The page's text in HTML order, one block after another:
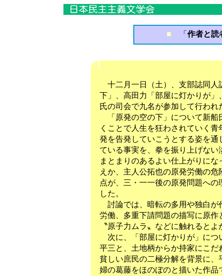
■ 「 作者と読
十二月一日（土）、支部誌同人
下」、高田力「部屋に灯かりが
氏の司会で九名が参加して行わ
「原発の空の下」について新船
くことで人生を狂わされていく
発を告発していこうとする姿を
ている事実を、拳を振り上げな
まとまりのあるよい仕上がりに
えか、主人公拓也の原発労働の
点が、三・一一後の原発問題へ
した。
討論では、暗転の多用や独白が
労働、多重下請問題の描写に原
〝原子力ムラ〟などに触れると
次に、「部屋に灯かりが」につ
平三と、土地柄からか持家にこ
貧しい庶民の二極分解を背景に
婦の葛藤をほのぼのと描いた作